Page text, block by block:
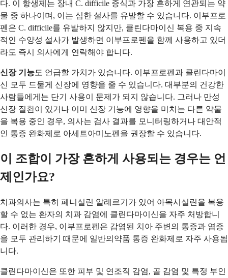
다. 이 항생제는 장내 C. difficile 증식과 가장 흔하게 연관되는 약
물 중 하나이며, 이는 심한 설사를 유발할 수 있습니다. 이부프로
펜은 C. difficile를 유발하지 않지만, 클린다마이신 복용 중 지속
적인 수양성 설사가 발생하면 이부프로펜을 함께 사용하고 있더
라도 즉시 의사에게 연락해야 합니다.
신장 기능도 언급할 가치가 있습니다. 이부프로펜과 클린다마이
신 모두 드물게 신장에 영향을 줄 수 있습니다. 대부분의 건강한
사람들에게는 단기 사용이 문제가 되지 않습니다. 그러나 만성
신장 질환이 있거나 이미 신장 기능에 영향을 미치는 다른 약물
을 복용 중인 경우, 의사는 검사 결과를 모니터링하거나 대안적
인 통증 완화제로 아세트아미노펜을 권장할 수 있습니다.
이 조합이 가장 흔하게 사용되는 경우는 언
제인가요?
치과의사는 특히 페니실린 알레르기가 있어 아목시실린을 복용
할 수 없는 환자의 치과 감염에 클린다마이신을 자주 처방합니
다. 이러한 경우, 이부프로펜은 감염된 치아 주변의 통증과 염증
을 모두 관리하기 때문에 일반의약품 통증 완화제로 자주 사용됩
니다.
클린다마이신은 또한 피부 및 연조직 감염, 골 감염 및 특정 부인